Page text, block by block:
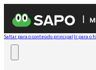
Saltar para o conteúdo principal Ir para o